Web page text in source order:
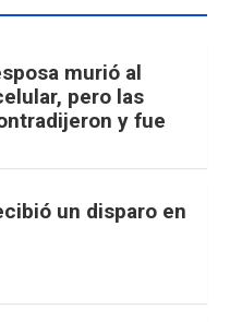
murió al
pero las
y fue
un disparo en